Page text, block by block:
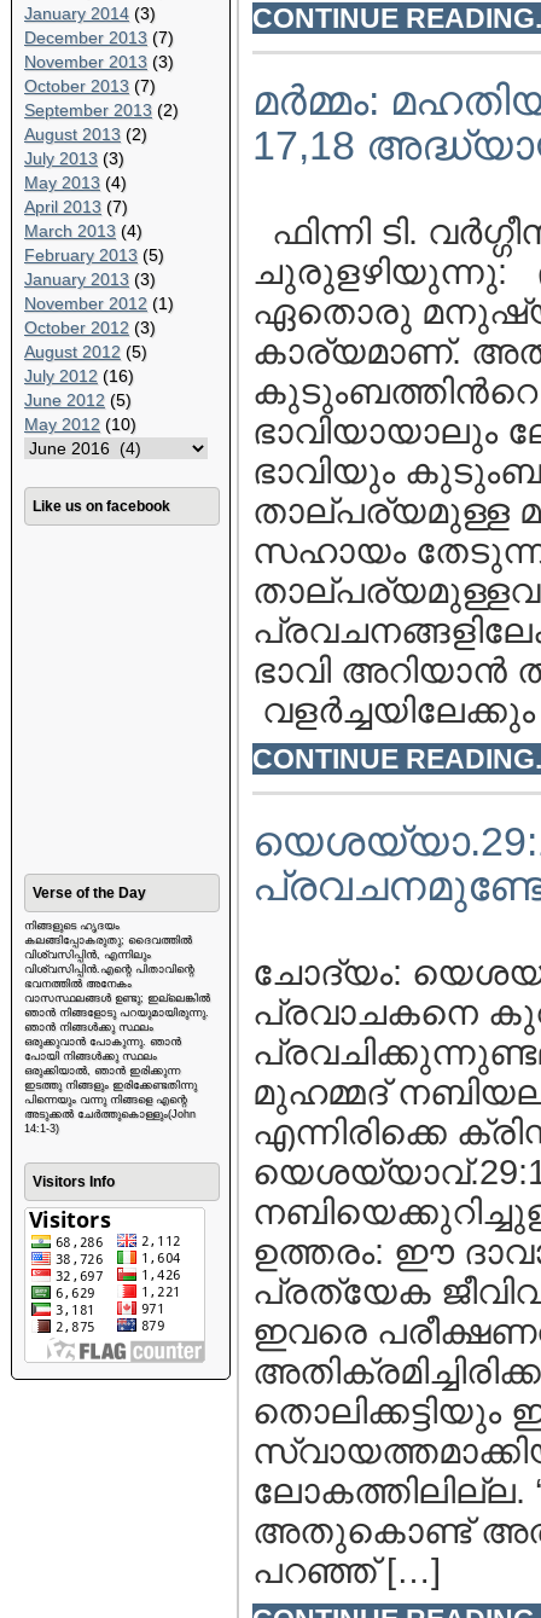
January 2014 (3)
December 2013 (7)
November 2013 (3)
October 2013 (7)
September 2013 (2)
August 2013 (2)
July 2013 (3)
May 2013 (4)
April 2013 (7)
March 2013 (4)
February 2013 (5)
January 2013 (3)
November 2012 (1)
October 2012 (3)
August 2012 (5)
July 2012 (16)
June 2012 (5)
May 2012 (10)
Like us on facebook
Verse of the Day
നിങ്ങളുടെ ഹൃദയം
കലങ്ങിപ്പോകരുതു; ദൈവത്തിൽ
വിശ്വസിപ്പിൻ, എന്നിലും
വിശ്വസിപ്പിൻ.എന്റെ പിതാവിന്റെ
ഭവനത്തിൽ അനേകം
വാസസ്ഥലങ്ങൾ ഉണ്ടു; ഇല്ലെങ്കിൽ
ഞാൻ നിങ്ങളോടു പറയുമായിരുന്നു.
ഞാൻ നിങ്ങൾക്കു സ്ഥലം
ഒരുക്കുവാൻ പോകുന്നു. ഞാൻ
പോയി നിങ്ങൾക്കു സ്ഥലം
ഒരുക്കിയാൽ, ഞാൻ ഇരിക്കുന്ന
ഇടത്തു നിങ്ങളും ഇരിക്കേണ്ടതിന്നു
പിന്നെയും വന്നു നിങ്ങളെ എന്റെ
അടുക്കൽ ചേർത്തുകൊള്ളും(John
14:1-3)
Visitors Info
CONTINUE
മര്‍മ്മം:
17,18
ഫിന്നി ടി.
ചുരുളഴിയുന്നു:
ഏതൊരു
കാര്യമാണ്. അത്
കുടുംബത്തിന്‍റെ
ഭാവിയായാലും
ഭാവിയും
താല്പര്യമുള്ള
സഹായം
ഭാവി അറിയാന്‍
CONTINUE
ചോദ്യം:
പ്രവാചകനെ
മുഹമ്മദ്‌
എന്നിരിക്കെ
ഉത്തരം: ഈ
പ്രത്യേക
ഇവരെ
തൊലിക്കട്ടിയും
ലോകത്തിലില്ല.
അതുകൊണ്ട് അത്
പറഞ്ഞ് […]